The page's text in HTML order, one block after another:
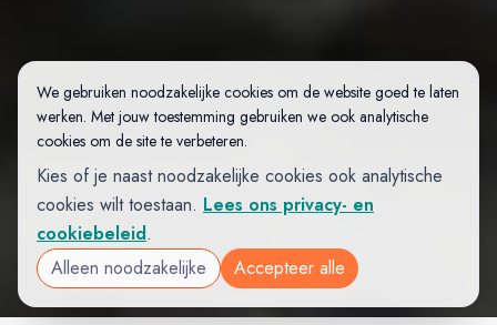
We gebruiken noodzakelijke cookies om de website goed te laten
werken. Met jouw toestemming gebruiken we ook analytische
cookies om de site te verbeteren.
Kies of je naast noodzakelijke cookies ook analytische
cookies wilt toestaan. Lees ons privacy- en
cookiebeleid.
Alleen noodzakelijke
Accepteer alle